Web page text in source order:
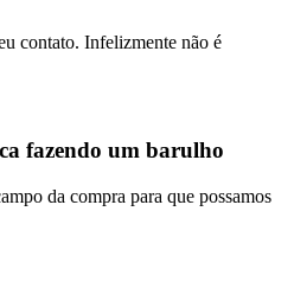
contato. Infelizmente não é
fazendo um barulho
da compra para que possamos